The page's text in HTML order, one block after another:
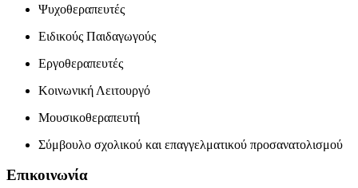
Ψυχοθεραπευτές
Ειδικούς Παιδαγωγούς
Εργοθεραπευτές
Κοινωνική Λειτουργό
Μουσικοθεραπευτή
Σύμβουλο σχολικού και επαγγελματικού προσανατολισμού
Επικοινωνία